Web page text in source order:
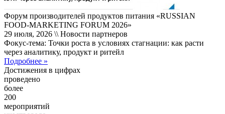
Форум производителей продуктов питания «RUSSIAN
FOOD-MARKETING FORUM 2026»
29 июля, 2026 \\ Новости партнеров
Фокус-тема: Точки роста в условиях стагнации: как расти
через аналитику, продукт и ритейл
Подробнее »
Достижения в цифрах
проведено
более
200
мероприятий